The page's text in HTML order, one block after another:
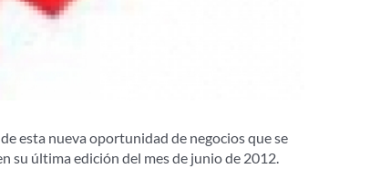
esta nueva oportunidad de negocios que se
su última edición del mes de junio de 2012.